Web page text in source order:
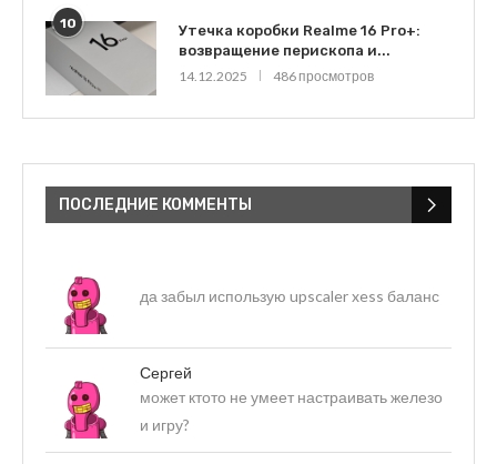
10
Утечка коробки Realme 16 Pro+:
возвращение перископа и...
14.12.2025
486 просмотров
ПОСЛЕДНИЕ КОММЕНТЫ
да забыл использую upscaler xess баланс
Сергей
может ктото не умеет настраивать железо
и игру?